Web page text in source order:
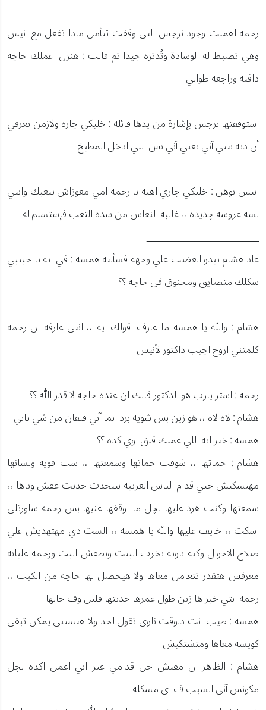
رحمه اهملت وجود نرجس التي وقفت تتأمل ماذا تفعل مع انيس
وهي تضبط له الوسادة وتُدثره جيدا ثم قالت : هنزل اعملك حاچه
دافيه وراچعه طوالي
استوقفتها نرجس بإشارة من يدها قائله : خليكي چاره ولازمن تعرفي
أن ديه بيتي آني يعني آني بس اللي ادخل المطبخ
انيس بوهن : خليكي چاري اهنه يا رحمه امي معوزاش تتعبك وانتي
لسه عروسه چديده ،، غالبه النعاس من شدة التعب فإستسلم له
_____________________
عاد هشام يبدو الغضب علي وجهه فسألته همسه : في ايه يا حبيبي
شكلك متضايق ومخنوق في حاجه ؟؟
هشام : والله يا همسه ما عارف اقولك ايه ،، انتي عارفه ان رحمه
كلمتني اروح اچيب داكتور لأنيس
رحمه : استر يارب هو الدكتور قالك ان عنده حاجه لا قدر الله ؟؟
هشام : لاه لاه ،، هو زين بس شويه برد انما آني قلقان من شي تاني
همسه : خير ايه اللي عملك قلق اوي كده ؟؟
هشام : حماتها ،، شوفت حماتها وسمعتها ،، ست قويه ولسانها
مهيسكتش حتي قدام الناس الغريبه بتتحدت حديت عفش وياها ،،
سمعتها وكنت هرد عليها لچل ما اوقفها عنيها بس رحمه شاورتلي
اسكت ،، خايف عليها والله يا همسه ،، الست دي مهتهديش علي
صلاح الاحوال وكنه ناويه تخرب البيت وتطفش البت ورحمه غلبانه
معرفش هتقدر تتعامل معاها ولا هيحصل لها حاچه من الكبت ،،
رحمه انتي خبراها زين طول عمرها حديتها قليل وف حالها
همسه : طيب انت دلوقت ناوي تقول لحد ولا هتستني يمكن تبقي
كويسه معاها ومتشتكيش
هشام : الظاهر ان مفيش حل قدامي غير اني اعمل اكده لچل
مكونش آني السبب ف اي مشكله